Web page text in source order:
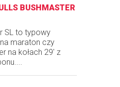
BUSHMASTER
SL to typowy
maraton czy
na kołach 29' z